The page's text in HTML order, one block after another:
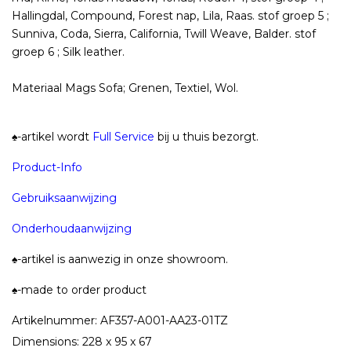
Hallingdal, Compound, Forest nap, Lila, Raas. stof groep 5 ;
Sunniva, Coda, Sierra, California, Twill Weave, Balder. stof
groep 6 ; Silk leather.
Materiaal Mags Sofa; Grenen, Textiel, Wol.
♠-artikel wordt Full Service bij u thuis bezorgt.
Product-Info
Gebruiksaanwijzing
Onderhoudaanwijzing
♠-artikel is aanwezig in onze showroom.
♠-made to order product
Artikelnummer: AF357-A001-AA23-01TZ
Dimensions: 228 x 95 x 67